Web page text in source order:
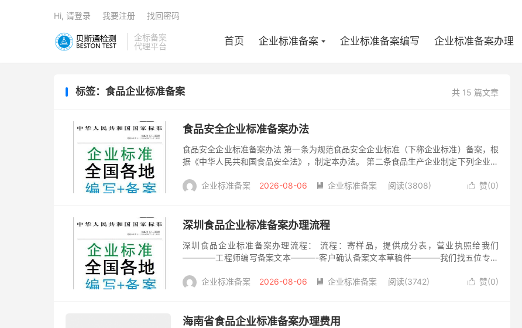
企标备案
代理平台
首页 企业标准备案 企业标准备案编写 企业标准备案办理
Hi, 请登录 我要注册 找回密码
共 15 篇文章
标签：食品企业标准备案
食品安全企业标准备案办法
食品安全企业标准备案办法 第一条为规范食品安全企业标准（下称企业标准）备案，根
据《中华人民共和国食品安全法》，制定本办法。 第二条食品生产企业制定下列企业标
门）备案：...
 赞(0)
企业标准备案 2026-08-06  企业标准备案 阅读(3808)
深圳食品企业标准备案办理流程
深圳食品企业标准备案办理流程： 流程：寄样品，提供成分表，营业执照给我们
————工程师编写备案文本———-客户确认备案文本草稿件———–我们找五位专家
——–以下资料...
 赞(0)
企业标准备案 2026-08-06  企业标准备案 阅读(3742)
海南省食品企业标准备案办理费用